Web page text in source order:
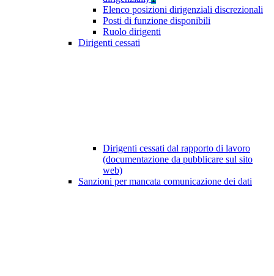
Elenco posizioni dirigenziali discrezionali
Posti di funzione disponibili
Ruolo dirigenti
Dirigenti cessati
Dirigenti cessati dal rapporto di lavoro
(documentazione da pubblicare sul sito
web)
Sanzioni per mancata comunicazione dei dati